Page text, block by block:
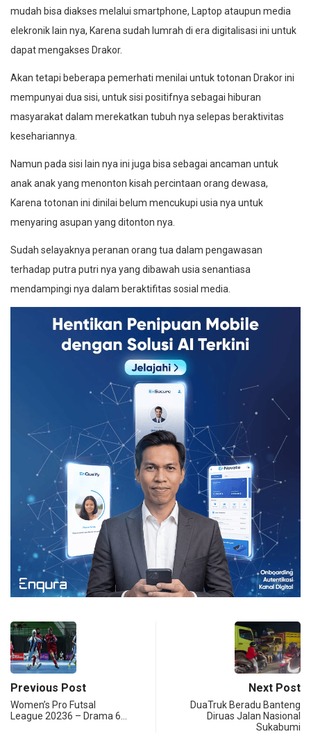
mudah bisa diakses melalui smartphone, Laptop ataupun media
elekronik lain nya, Karena sudah lumrah di era digitalisasi ini untuk
dapat mengakses Drakor.
Akan tetapi beberapa pemerhati menilai untuk totonan Drakor ini
mempunyai dua sisi, untuk sisi positifnya sebagai hiburan
masyarakat dalam merekatkan tubuh nya selepas beraktivitas
kesehariannya.
Namun pada sisi lain nya ini juga bisa sebagai ancaman untuk
anak anak yang menonton kisah percintaan orang dewasa,
Karena totonan ini dinilai belum mencukupi usia nya untuk
menyaring asupan yang ditonton nya.
Sudah selayaknya peranan orang tua dalam pengawasan
terhadap putra putri nya yang dibawah usia senantiasa
mendampingi nya dalam beraktifitas sosial media.
Previous Post
Women’s Pro Futsal
League 20236 – Drama 6…
Next Post
DuaTruk Beradu Banteng
Diruas Jalan Nasional
Sukabumi